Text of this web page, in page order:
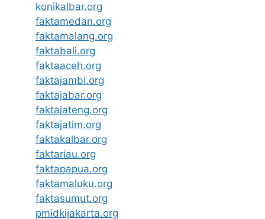
konikalbar.org
faktamedan.org
faktamalang.org
faktabali.org
faktaaceh.org
faktajambi.org
faktajabar.org
faktajateng.org
faktajatim.org
faktakalbar.org
faktariau.org
faktapapua.org
faktamaluku.org
faktasumut.org
pmidkijakarta.org